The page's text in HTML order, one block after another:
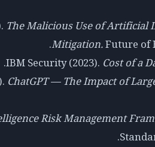
The Malicious Use of Artificial
Mitigation.Future of
IBM Security (2023). Cost of a
ChatGPT — The Impact of
Risk Management